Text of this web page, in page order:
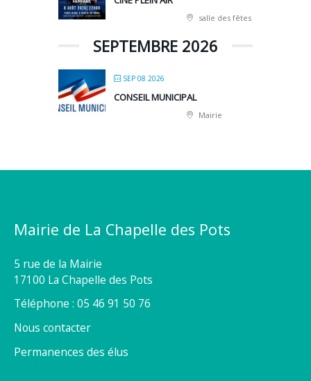
salle des fêtes
SEPTEMBRE 2026
SEP 08 2026
CONSEIL MUNICIPAL
Mairie
Mairie de La Chapelle des Pots
5 rue de la Mairie
17100 La Chapelle des Pots
Téléphone : 05 46 91 50 76
Nous contacter
Permanences des élus